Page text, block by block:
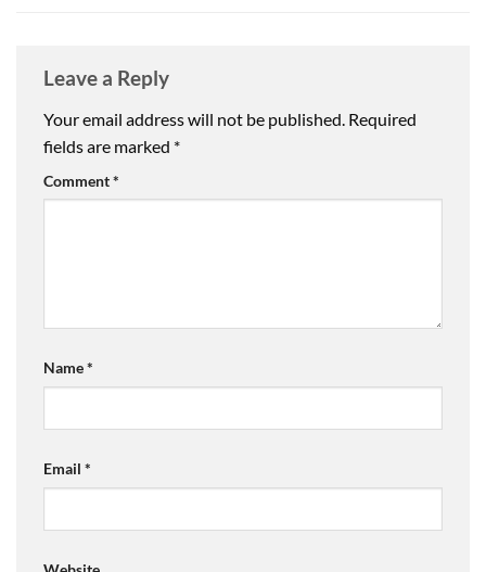
Leave a Reply
Your email address will not be published. Required
fields are marked *
Comment*
Name*
Email *